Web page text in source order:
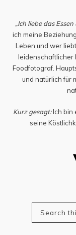
„Ich liebe das
ich meine
Leben und wer
leidenschaftlicher
Foodfotograf.
und natürlich für
Kurz gesagt:Ich bin
seine